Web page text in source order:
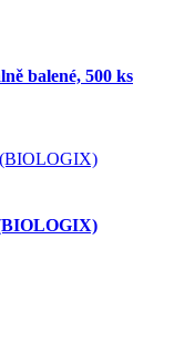
balené, 500 ks